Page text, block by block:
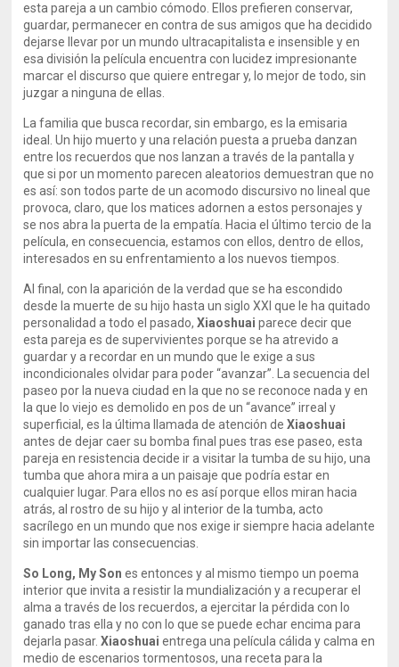
esta pareja a un cambio cómodo. Ellos prefieren conservar,
guardar, permanecer en contra de sus amigos que ha decidido
dejarse llevar por un mundo ultracapitalista e insensible y en
esa división la película encuentra con lucidez impresionante
marcar el discurso que quiere entregar y, lo mejor de todo, sin
juzgar a ninguna de ellas.
La familia que busca recordar, sin embargo, es la emisaria
ideal. Un hijo muerto y una relación puesta a prueba danzan
entre los recuerdos que nos lanzan a través de la pantalla y
que si por un momento parecen aleatorios demuestran que no
es así: son todos parte de un acomodo discursivo no lineal que
provoca, claro, que los matices adornen a estos personajes y
se nos abra la puerta de la empatía. Hacia el último tercio de la
película, en consecuencia, estamos con ellos, dentro de ellos,
interesados en su enfrentamiento a los nuevos tiempos.
Al final, con la aparición de la verdad que se ha escondido
desde la muerte de su hijo hasta un siglo XXI que le ha quitado
personalidad a todo el pasado,Xiaoshuai parece decir que
esta pareja es de supervivientes porque se ha atrevido a
guardar y a recordar en un mundo que le exige a sus
incondicionales olvidar para poder “avanzar”. La secuencia del
paseo por la nueva ciudad en la que no se reconoce nada y en
la que lo viejo es demolido en pos de un “avance” irreal y
superficial, es la última llamada de atención deXiaoshuai
antes de dejar caer su bomba final pues tras ese paseo, esta
pareja en resistencia decide ir a visitar la tumba de su hijo, una
tumba que ahora mira a un paisaje que podría estar en
cualquier lugar. Para ellos no es así porque ellos miran hacia
atrás, al rostro de su hijo y al interior de la tumba, acto
sacrílego en un mundo que nos exige ir siempre hacia adelante
sin importar las consecuencias.
So Long, My Son es entonces y al mismo tiempo un poema
interior que invita a resistir la mundialización y a recuperar el
alma a través de los recuerdos, a ejercitar la pérdida con lo
ganado tras ella y no con lo que se puede echar encima para
dejarla pasar.Xiaoshuai entrega una película cálida y calma en
medio de escenarios tormentosos, una receta para la